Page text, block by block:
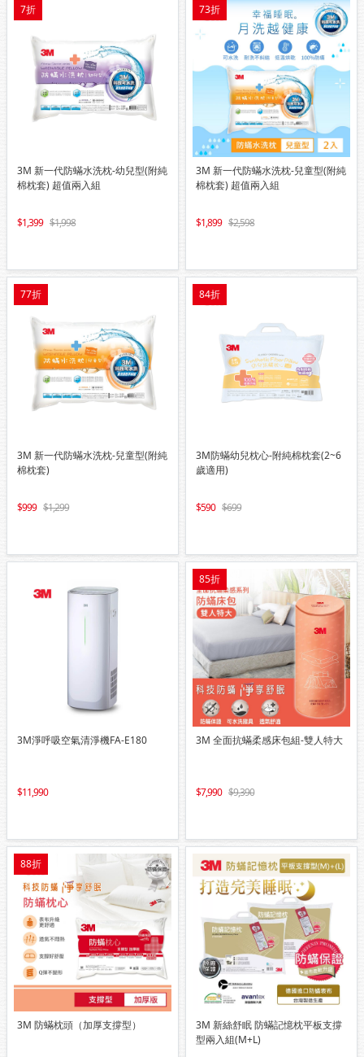
7折
3M 新一代防蟎水洗枕-幼兒型(附純
棉枕套) 超值兩入組
1,399 1,998
73折
3M 新一代防蟎水洗枕-兒童型(附純
棉枕套) 超值兩入組
1,899 2,598
77折
3M 新一代防蟎水洗枕-兒童型(附純
棉枕套)
999 1,299
84折
3M防蟎幼兒枕心-附純棉枕套(2~6
歲適用)
590 699
3M淨呼吸空氣清淨機FA-E180
11,990
85折
3M 全面抗蟎柔感床包組-雙人特大
7,990 9,390
88折
3M 防蟎枕頭（加厚支撐型）
3M 新絲舒眠 防蟎記憶枕平板支撐
型兩入組(M+L)